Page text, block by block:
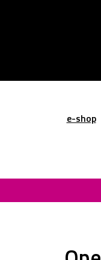
e-shop